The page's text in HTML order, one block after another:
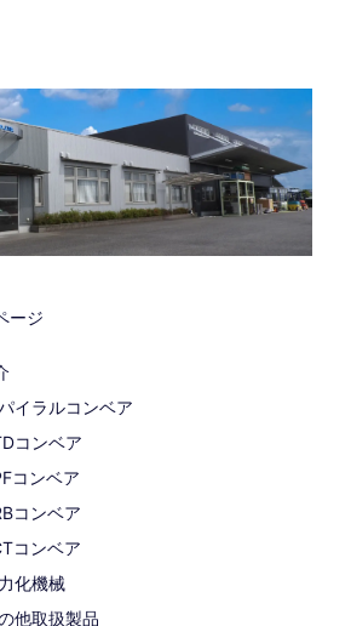
ージ
イラルコンベア
コンベア
コンベア
コンベア
コンベア
化機械
他取扱製品